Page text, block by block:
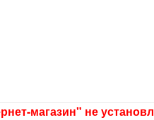
магазин" не